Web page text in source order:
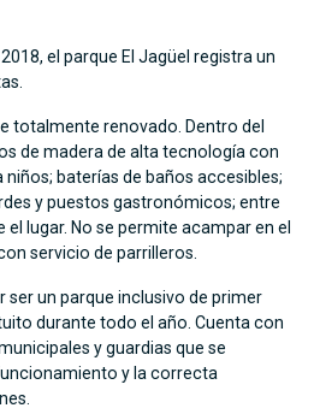
el parque El Jagüel registra un
totalmente renovado. Dentro del
de madera de alta tecnología con
baterías de baños accesibles;
y puestos gastronómicos; entre
lugar. No se permite acampar en el
servicio de parrilleros.
ser un parque inclusivo de primer
durante todo el año. Cuenta con
y guardias que se
y la correcta